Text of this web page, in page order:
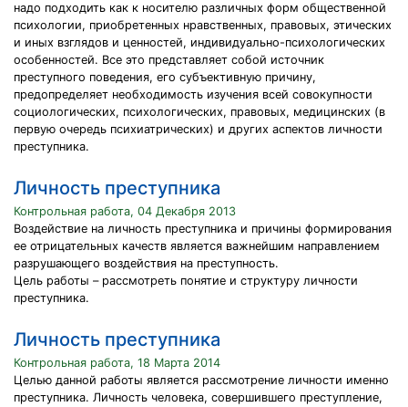
надо подходить как к носителю различных форм общественной
психологии, приобретенных нравственных, правовых, этических
и иных взглядов и ценностей, индивидуально-психологических
особенностей. Все это представляет собой источник
преступного поведения, его субъективную причину,
предопределяет необходимость изучения всей совокупности
социологических, психологических, правовых, медицинских (в
первую очередь психиатрических) и других аспектов личности
преступника.
Личность преступника
Контрольная работа, 04 Декабря 2013
Воздействие на личность преступника и причины формирования
ее отрицательных качеств является важнейшим направлением
разрушающего воздействия на преступность.
Цель работы – рассмотреть понятие и структуру личности
преступника.
Личность преступника
Контрольная работа, 18 Марта 2014
Целью данной работы является рассмотрение личности именно
преступника. Личность человека, совершившего преступление,